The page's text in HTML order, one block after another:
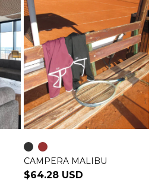
CAMPERA MALIBU
$64.28 USD